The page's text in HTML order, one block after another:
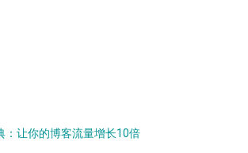
：让你的博客流量增长10倍